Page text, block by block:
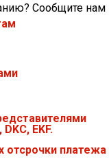
Сообщите нам
EKF.
отсрочки платежа